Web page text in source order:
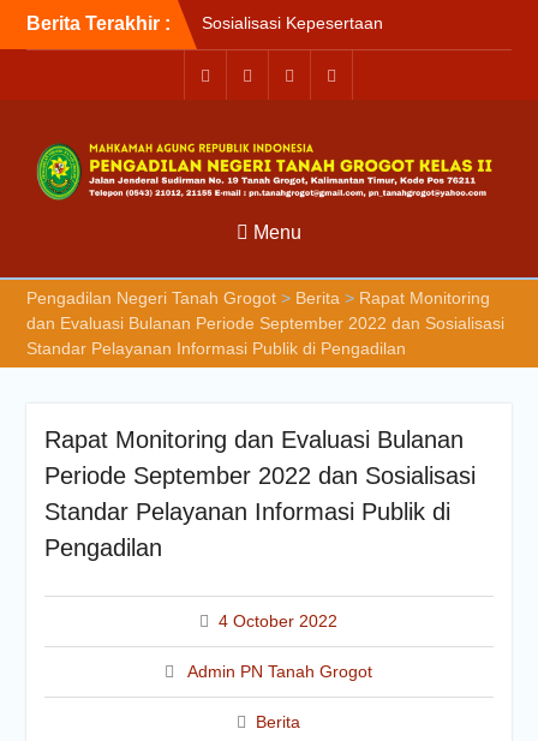
Berita Terakhir :
bagi Pengadilan Negeri
Tanah Grogot oleh BPJS
Kesehatan Cabang
Balikapapan
Senin, 3 Agustus 2026
Briefing Petugas PTSP Hari
Kamis Tanggal 6 Agustus
2026
Menu
Pengadilan Negeri Tanah Grogot> Berita> Rapat Monitoring
dan Evaluasi Bulanan Periode September 2022 dan Sosialisasi
Standar Pelayanan Informasi Publik di Pengadilan
Rapat Monitoring dan Evaluasi Bulanan
Periode September 2022 dan Sosialisasi
Standar Pelayanan Informasi Publik di
Pengadilan
4 October 2022
Admin PN Tanah Grogot
Berita